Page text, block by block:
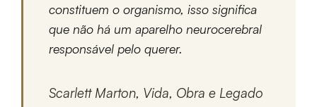
constituem o organismo, isso significa
que não há um aparelho neurocerebral
responsável pelo querer.
Scarlett Marton, Vida, Obra e Legado